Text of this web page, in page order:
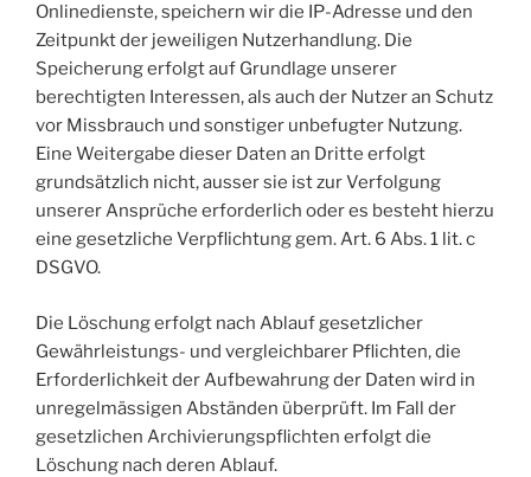
Onlinedienste, speichern wir die IP-Adresse und den
Zeitpunkt der jeweiligen Nutzerhandlung. Die
Speicherung erfolgt auf Grundlage unserer
berechtigten Interessen, als auch der Nutzer an Schutz
vor Missbrauch und sonstiger unbefugter Nutzung.
Eine Weitergabe dieser Daten an Dritte erfolgt
grundsätzlich nicht, ausser sie ist zur Verfolgung
unserer Ansprüche erforderlich oder es besteht hierzu
eine gesetzliche Verpflichtung gem. Art. 6 Abs. 1 lit. c
DSGVO.
Die Löschung erfolgt nach Ablauf gesetzlicher
Gewährleistungs- und vergleichbarer Pflichten, die
Erforderlichkeit der Aufbewahrung der Daten wird in
unregelmässigen Abständen überprüft. Im Fall der
gesetzlichen Archivierungspflichten erfolgt die
Löschung nach deren Ablauf.